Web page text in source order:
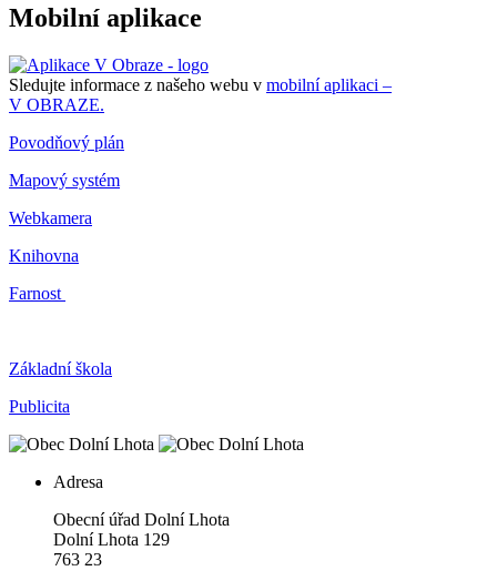
Mobilní aplikace
Sledujte informace z našeho webu v mobilní aplikaci –
V OBRAZE.
Povodňový plán
Mapový systém
Webkamera
Knihovna
Farnost
Základní škola
Publicita
Adresa
Obecní úřad Dolní Lhota
Dolní Lhota 129
763 23